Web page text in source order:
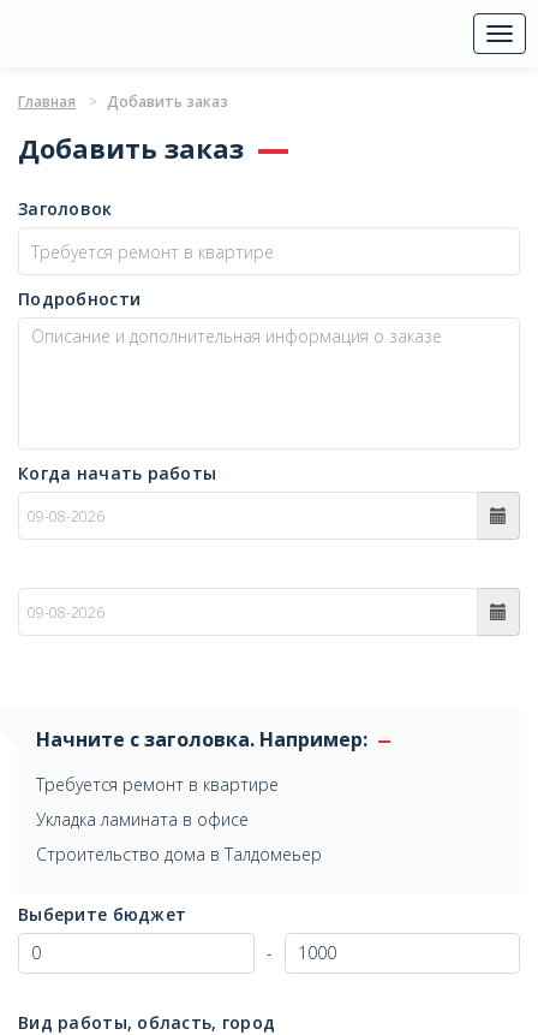
Главная Добавить заказ
Добавить заказ
Заголовок
Подробности
Когда начать работы
c
по
Начните с заголовка. Например:
Требуется ремонт в квартире
Укладка ламината в офисе
Строительство дома в Талдомеьер
Выберите бюджет
-
Вид работы, область, город